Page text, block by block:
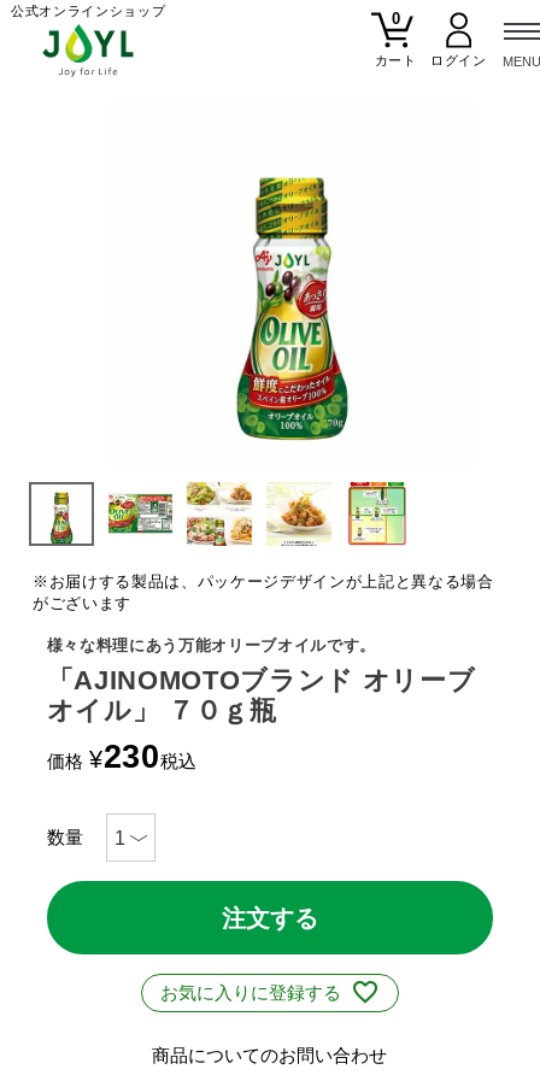
公式オンラインショップ
0
カート
※お届けする製品は、パッケージデザインが上記と異なる場合
がございます
様々な料理にあう万能オリーブオイルです。
「AJINOMOTOブランド オリーブ
オイル」 ７０ｇ瓶
価格 ¥230税込
注文する
お気に入りに登録する
商品についてのお問い合わせ